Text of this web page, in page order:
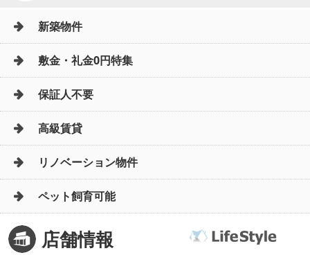
新築物件
敷金・礼金0円特集
保証人不要
高級賃貸
リノベーション物件
ペット飼育可能
店舗情報